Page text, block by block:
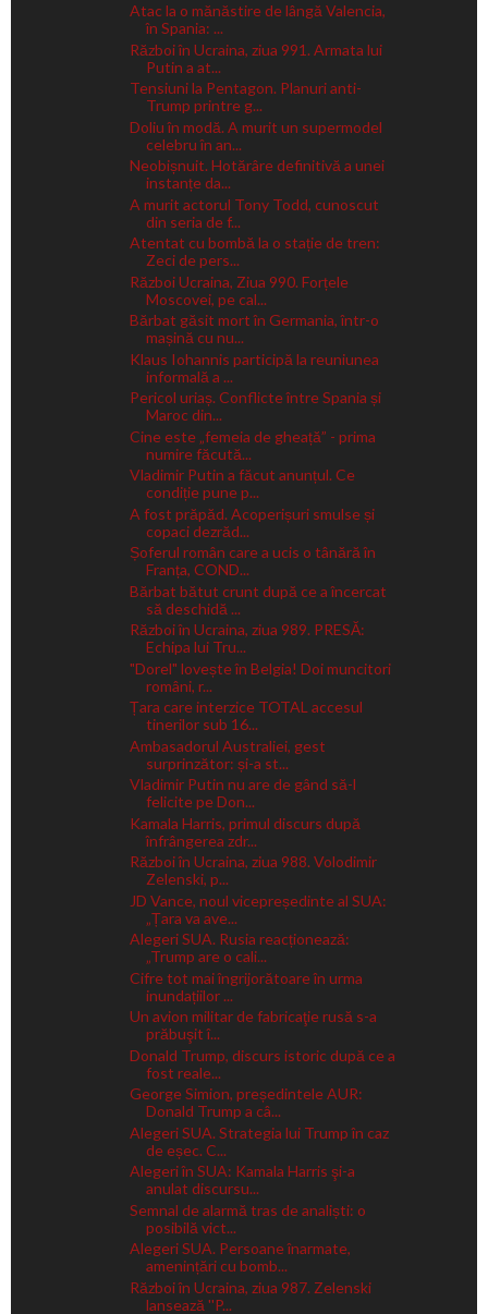
Atac la o mănăstire de lângă Valencia,
în Spania: ...
Război în Ucraina, ziua 991. Armata lui
Putin a at...
Tensiuni la Pentagon. Planuri anti-
Trump printre g...
Doliu în modă. A murit un supermodel
celebru în an...
Neobișnuit. Hotărâre definitivă a unei
instanțe da...
A murit actorul Tony Todd, cunoscut
din seria de f...
Atentat cu bombă la o stație de tren:
Zeci de pers...
Război Ucraina, Ziua 990. Forțele
Moscovei, pe cal...
Bărbat găsit mort în Germania, într-o
mașină cu nu...
Klaus Iohannis participă la reuniunea
informală a ...
Pericol uriaș. Conflicte între Spania și
Maroc din...
Cine este „femeia de gheață” - prima
numire făcută...
Vladimir Putin a făcut anunțul. Ce
condiție pune p...
A fost prăpăd. Acoperișuri smulse și
copaci dezrăd...
Șoferul român care a ucis o tânără în
Franța, COND...
Bărbat bătut crunt după ce a încercat
să deschidă ...
Război în Ucraina, ziua 989. PRESĂ:
Echipa lui Tru...
"Dorel" lovește în Belgia! Doi muncitori
români, r...
Țara care interzice TOTAL accesul
tinerilor sub 16...
Ambasadorul Australiei, gest
surprinzător: și-a st...
Vladimir Putin nu are de gând să-l
felicite pe Don...
Kamala Harris, primul discurs după
înfrângerea zdr...
Război în Ucraina, ziua 988. Volodimir
Zelenski, p...
JD Vance, noul vicepreședinte al SUA:
„Țara va ave...
Alegeri SUA. Rusia reacționează:
„Trump are o cali...
Cifre tot mai îngrijorătoare în urma
inundațiilor ...
Un avion militar de fabricaţie rusă s-a
prăbuşit î...
Donald Trump, discurs istoric după ce a
fost reale...
George Simion, președintele AUR:
Donald Trump a câ...
Alegeri SUA. Strategia lui Trump în caz
de eșec. C...
Alegeri în SUA: Kamala Harris şi-a
anulat discursu...
Semnal de alarmă tras de analiști: o
posibilă vict...
Alegeri SUA. Persoane înarmate,
amenințări cu bomb...
Război în Ucraina, ziua 987. Zelenski
lansează ''P...